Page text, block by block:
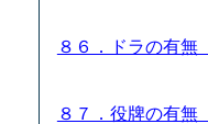
８６．ドラの有無
８７．役牌の有無